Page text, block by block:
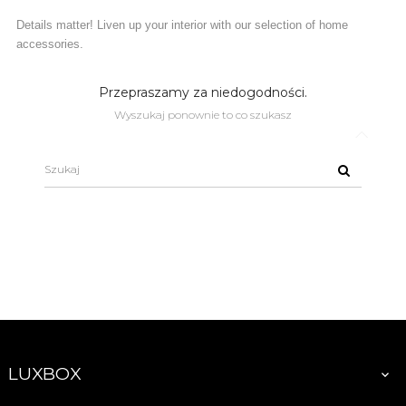
Details matter! Liven up your interior with our selection of home
accessories.
Przepraszamy za niedogodności.
Wyszukaj ponownie to co szukasz
LUXBOX 